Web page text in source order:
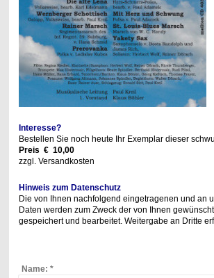
Interesse?
Bestellen Sie noch heute Ihr Exemplar dieser
Preis € 10,00
zzgl. Versandkosten
Hinweis zum Datenschutz
Die von Ihnen nachfolgend eingetragenen und an
Daten werden zum Zweck der von Ihnen
gespeichert und bearbeitet. Weitergabe an Dritte
Name: *